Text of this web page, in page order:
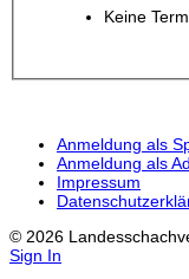
Keine
Anmeldung als
Anmeldung als
Impressum
© 2026
Sign In